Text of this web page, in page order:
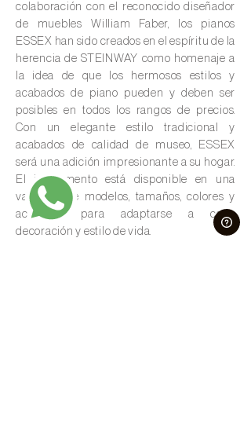
colaboración con el reconocido diseñador
de muebles William Faber, los pianos
ESSEX han sido creados en el espíritu de la
herencia de STEINWAY como homenaje a
la idea de que los hermosos estilos y
acabados de piano pueden y deben ser
posibles en todos los rangos de precios.
Con un elegante estilo tradicional y
acabados de calidad de museo, ESSEX
será una adición impresionante a su hogar.
El instrumento está disponible en una
variedad de modelos, tamaños, colores y
acabados para adaptarse a cada
decoración y estilo de vida.